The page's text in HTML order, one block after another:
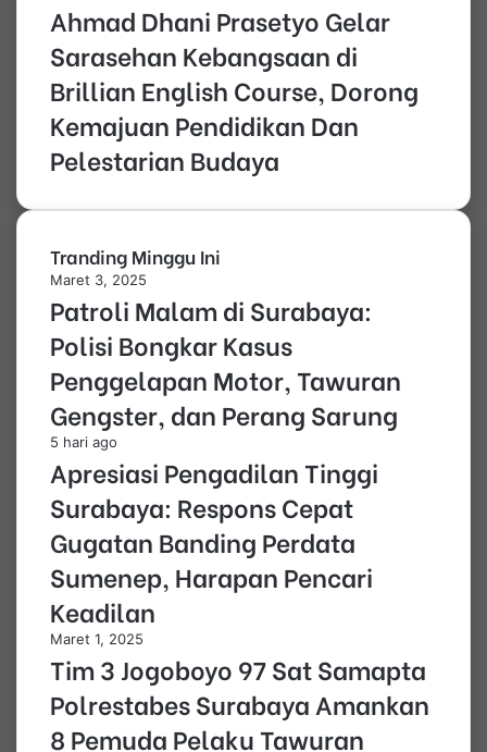
Ahmad Dhani Prasetyo Gelar
Sarasehan Kebangsaan di
Brillian English Course, Dorong
Kemajuan Pendidikan Dan
Pelestarian Budaya
Tranding Minggu Ini
Maret 3, 2025
Patroli Malam di Surabaya:
Polisi Bongkar Kasus
Penggelapan Motor, Tawuran
Gengster, dan Perang Sarung
5 hari ago
Apresiasi Pengadilan Tinggi
Surabaya: Respons Cepat
Gugatan Banding Perdata
Sumenep, Harapan Pencari
Keadilan
Maret 1, 2025
Tim 3 Jogoboyo 97 Sat Samapta
Polrestabes Surabaya Amankan
8 Pemuda Pelaku Tawuran